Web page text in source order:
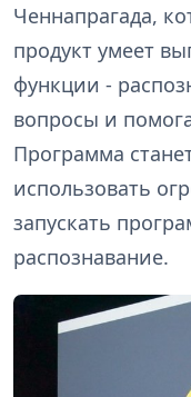
Ченнапрагада,
продукт умеет
функции -
вопросы и
Программа
использовать
запускать
распознавание.